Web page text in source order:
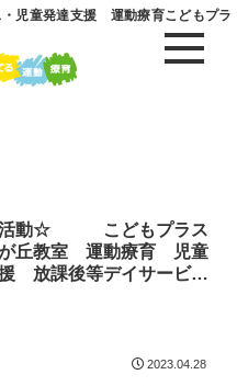
児童発達支援 運動療育こどもプラ
動☆ こどもプラス
丘教室 運動療育 児童
放課後等デイサービ
2023.04.28